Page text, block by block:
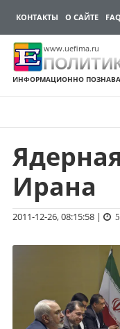
КОНТАКТЫ О САЙТЕ FAQ
www.uefima.ru
ИНФОРМАЦИОННО
Перейти
содержимому
Ирана
2011-12-26, 08:15:58|